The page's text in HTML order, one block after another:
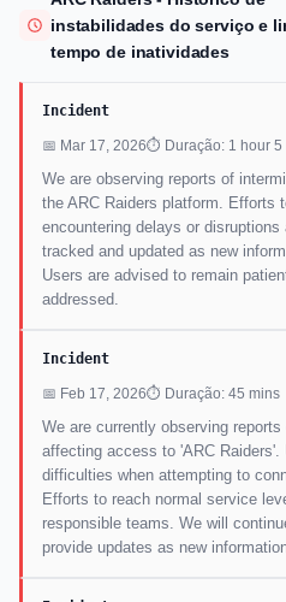
instabilidades do serviço e
tempo de inatividades
Incident
📅 Mar 17, 2026⏱ Duração: 1 hour 5
We are observing reports of
the ARC Raiders platform. Efforts
encountering delays or
tracked and updated as new
Users are advised to remain
addressed.
Incident
📅 Feb 17, 2026⏱ Duração: 45 mins
We are currently observing
affecting access to 'ARC
difficulties when attempting to
Efforts to reach normal service
responsible teams. We will
provide updates as new